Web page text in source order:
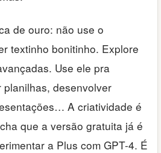
de ouro: não use o
textinho bonitinho. Explore
Use ele pra
desenvolver
A criatividade é
que a versão gratuita já é
a Plus com GPT-4. É